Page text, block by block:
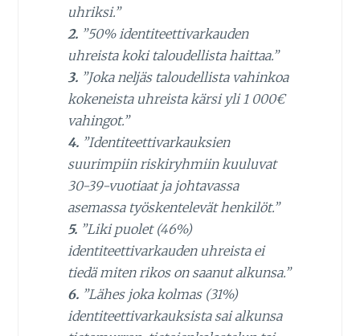
uhriksi.”
2.”50% identiteettivarkauden
uhreista koki taloudellista haittaa.”
3.”Joka neljäs taloudellista vahinkoa
kokeneista uhreista kärsi yli 1 000€
vahingot.”
4.”Identiteettivarkauksien
suurimpiin riskiryhmiin kuuluvat
30-39-vuotiaat ja johtavassa
asemassa työskentelevät henkilöt.”
5.”Liki puolet (46%)
identiteettivarkauden uhreista ei
tiedä miten rikos on saanut alkunsa.”
6.”Lähes joka kolmas (31%)
identiteettivarkauksista sai alkunsa